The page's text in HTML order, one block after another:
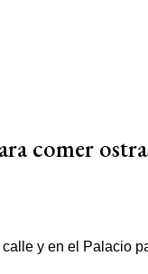
comer